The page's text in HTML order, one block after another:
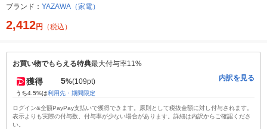
ブランド： YAZAWA（家電）
2,412円 （税込）
お買い物でもらえる特典最大付与率11%
獲得 5%(109pt)
うち4.5%は利用先・期間限定
内訳を見る
ログイン&全額PayPay支払いで獲得できます。原則として税抜金額に対し付与されます。
表示よりも実際の付与数、付与率が少ない場合があります。詳細は内訳からご確認くださ
い。